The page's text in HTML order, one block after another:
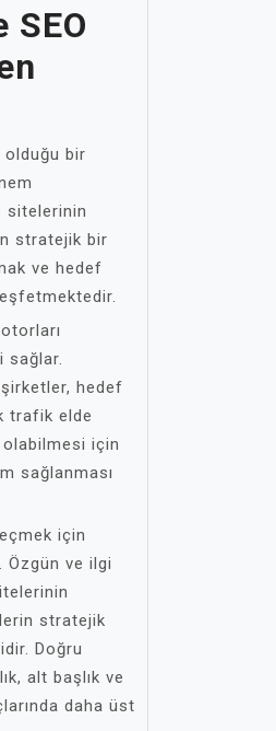
olduğu bir
sitelerinin
stratejik bir
ve hedef
sağlar.
hedef
trafik elde
olabilmesi için
sağlanması
için
Özgün ve ilgi
stratejik
Doğru
alt başlık ve
daha üst